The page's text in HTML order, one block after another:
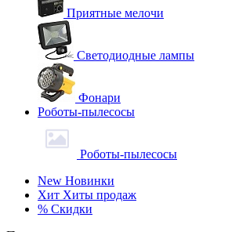
Приятные мелочи
Светодиодные лампы
Фонари
Роботы-пылесосы
Роботы-пылесосы
New Новинки
Хит Хиты продаж
% Скидки